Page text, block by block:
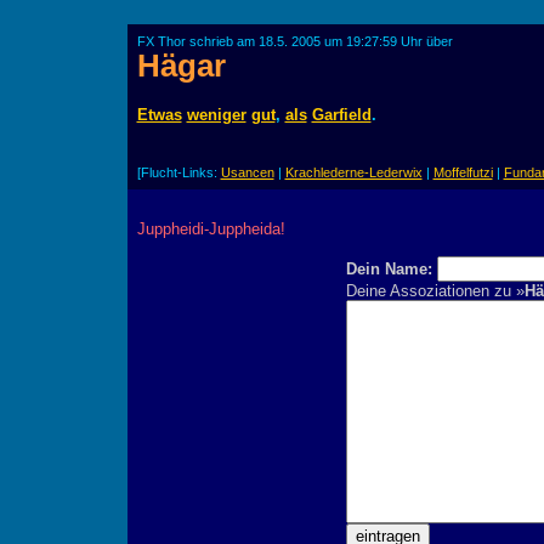
FX Thor schrieb am 18.5. 2005 um 19:27:59 Uhr über
Hägar
Etwas weniger gut, als Garfield.
[Flucht-Links: Usancen| Krachlederne-Lederwix | Moffelfutzi|
Juppheidi-Juppheida!
Dein Name:
Deine Assoziationen zu »